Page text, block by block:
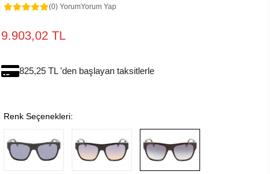
(0) YorumYorum Yap
9.903,02 TL
825,25 TL 'den başlayan taksitlerle
Renk Seçenekleri: